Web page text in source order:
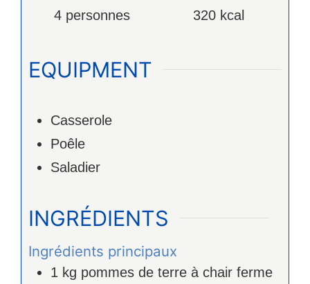
4 personnes
320 kcal
EQUIPMENT
Casserole
Poêle
Saladier
INGRÉDIENTS
Ingrédients principaux
1 kg pommes de terre à chair ferme